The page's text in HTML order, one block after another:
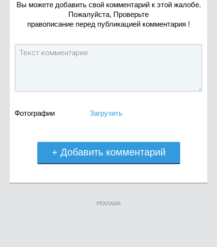
Вы можете добавить свой комментарий к этой жалобе.
Пожалуйста, Проверьте
правописание перед публикацией комментария !
Фотографии Загрузить
+ Добавить комментарий
РЕКЛАМА